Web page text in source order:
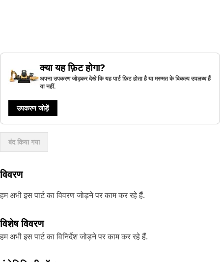
क्या यह फ़िट होगा?
अपना उपकरण जोड़कर देखें कि यह पार्ट फ़िट होता है या मरम्मत के विकल्प उपलब्ध हैं
या नहीं.
उपकरण जोड़ें
बंद किया गया
विवरण
हम अभी इस पार्ट का विवरण जोड़ने पर काम कर रहे हैं.
विशेष विवरण
हम अभी इस पार्ट का विनिर्देश जोड़ने पर काम कर रहे हैं.